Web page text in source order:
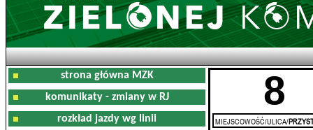
strona główna MZK
komunikaty - zmiany w RJ
rozkład jazdy wg linii
8
MIEJSCOWOŚĆ/ULICA/